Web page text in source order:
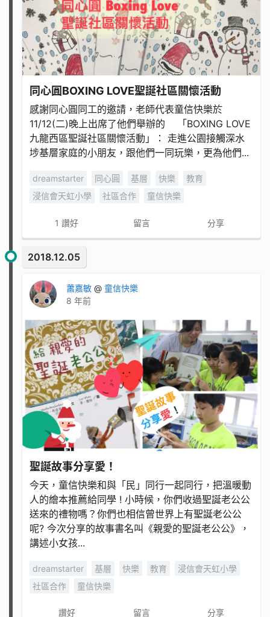
同心圓BOXING LOVE聖誕社區關懷活動
感謝同心圓同工的邀請，老師代表童信快樂於
11/12(二)晚上出席了他們舉辦的 「BOXING LOVE
九龍西區聖誕社區關懷活動」： 走進公園接觸深水
埗基層家庭的小朋友，跟他們一同玩樂，更為他們...
dreamstarter 同心圓 基層 快樂
教育
浸信會天虹小學
社區合作 童信快樂
1 讚好 留言 分享
2018.12.05
蕭嘉敏 @ 童信快樂
8 年前
聖誕故事分享愛！
今天，童信快樂和與「民」同行一起同行，把溫暖動
人的繪本推薦給同學 ! 小時候，你們收過聖誕老公公
送來的禮物嗎？你們也相信曾世界上有聖誕老公公
呢? 今次分享的故事書名叫《親愛的聖誕老公公》，
講述小女孩...
dreamstarter 基層 快樂 教育
浸信會天虹小學
社區合作
童信快樂
讚好 留言 分享